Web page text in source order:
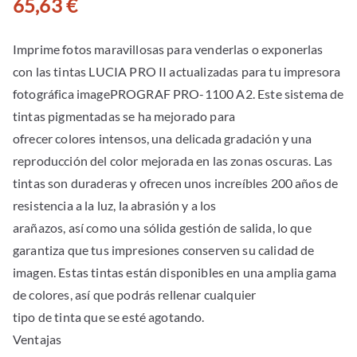
65,63€
Imprime fotos maravillosas para venderlas o exponerlas
con las tintas LUCIA PRO II actualizadas para tu impresora
fotográfica imagePROGRAF PRO-1100 A2. Este sistema de
tintas pigmentadas se ha mejorado para
ofrecer colores intensos, una delicada gradación y una
reproducción del color mejorada en las zonas oscuras. Las
tintas son duraderas y ofrecen unos increíbles 200 años de
resistencia a la luz, la abrasión y a los
arañazos, así como una sólida gestión de salida, lo que
garantiza que tus impresiones conserven su calidad de
imagen. Estas tintas están disponibles en una amplia gama
de colores, así que podrás rellenar cualquier
tipo de tinta que se esté agotando.
Ventajas